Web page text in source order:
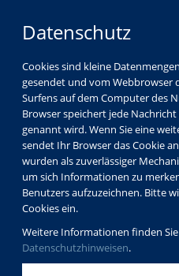
Datenschutz
Cookies sind kleine
gesendet und vom Webbrowser
Surfens auf dem Computer des
Browser speichert jede
genannt wird. Wenn Sie eine
sendet Ihr Browser das Cookie
wurden als zuverlässiger
um sich Informationen zu
Benutzers aufzuzeichnen. Bitte
Cookies ein.
Weitere Informationen finden
Datenschutzhinweisen.